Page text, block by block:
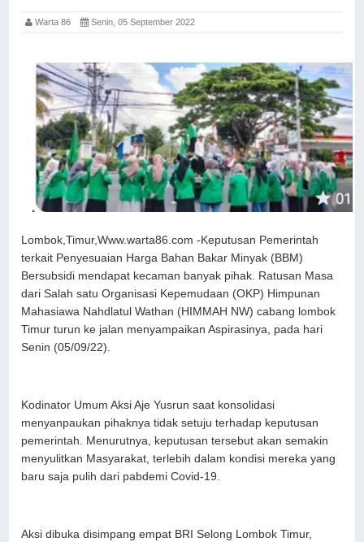
Warta 86 Senin, 05 September 2022
Lombok,Timur,Www.warta86.com -Keputusan Pemerintah
terkait Penyesuaian Harga Bahan Bakar Minyak (BBM)
Bersubsidi mendapat kecaman banyak pihak. Ratusan Masa
dari Salah satu Organisasi Kepemudaan (OKP) Himpunan
Mahasiawa Nahdlatul Wathan (HIMMAH NW) cabang lombok
Timur turun ke jalan menyampaikan Aspirasinya, pada hari
Senin (05/09/22).
Kodinator Umum Aksi Aje Yusrun saat konsolidasi
menyanpaukan pihaknya tidak setuju terhadap keputusan
pemerintah. Menurutnya, keputusan tersebut akan semakin
menyulitkan Masyarakat, terlebih dalam kondisi mereka yang
baru saja pulih dari pabdemi Covid-19.
Aksi dibuka disimpang empat BRI Selong Lombok Timur,